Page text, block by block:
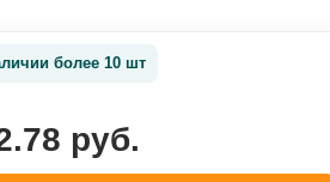
более 10 шт
руб.